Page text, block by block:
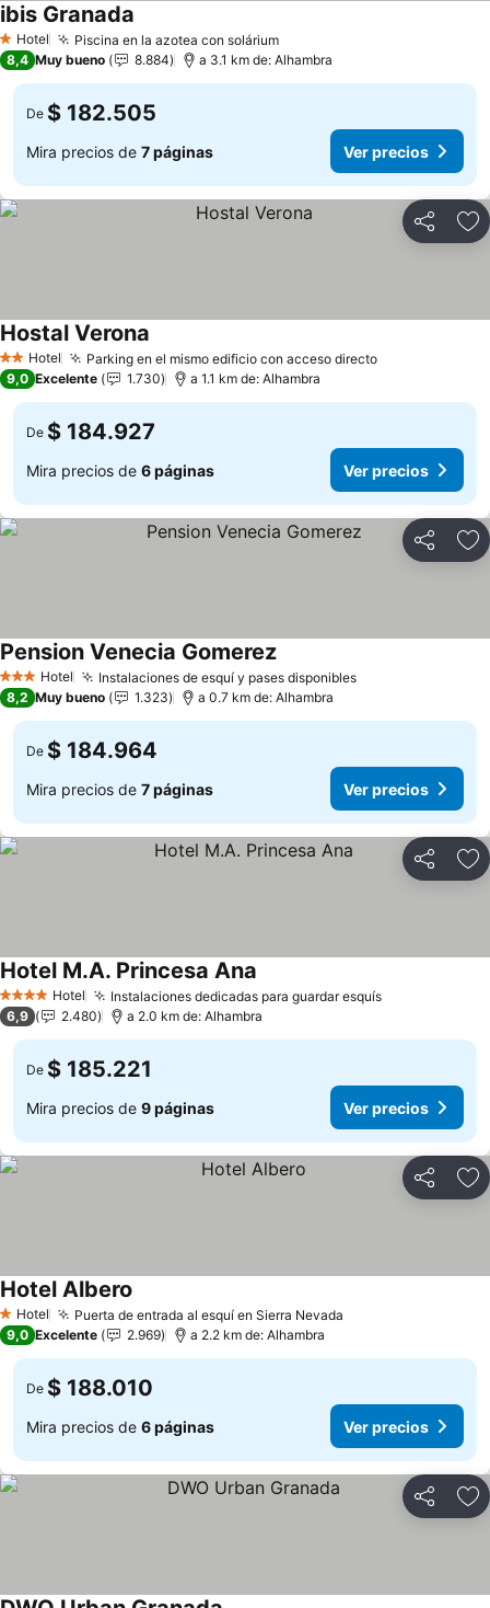
1 Estrellas
Hotel Piscina en la azotea con solárium
ibis Granada
8,4 Muy bueno 8.884 a 3.1 km de: Alhambra
De $ 182.505
Mira precios de 7 páginas Ver precios
Compartir
2 Estrellas
Hotel Parking en el mismo edificio con acceso directo
Hostal Verona
9,0 Excelente 1.730 a 1.1 km de: Alhambra
De $ 184.927
Mira precios de 6 páginas Ver precios
Compartir
3 Estrellas
Hotel Instalaciones de esquí y pases disponibles
Pension Venecia Gomerez
8,2 Muy bueno 1.323 a 0.7 km de: Alhambra
De $ 184.964
Mira precios de 7 páginas Ver precios
Compartir
4 EstrellasHotel Instalaciones dedicadas para guardar esquís
Hotel M.A. Princesa Ana
6,9 2.480 a 2.0 km de: Alhambra
De $ 185.221
Mira precios de 9 páginas Ver precios
Compartir
1 Estrellas
Hotel Puerta de entrada al esquí en Sierra Nevada
Hotel Albero
9,0 Excelente 2.969 a 2.2 km de: Alhambra
De $ 188.010
Mira precios de 6 páginas Ver precios
Compartir